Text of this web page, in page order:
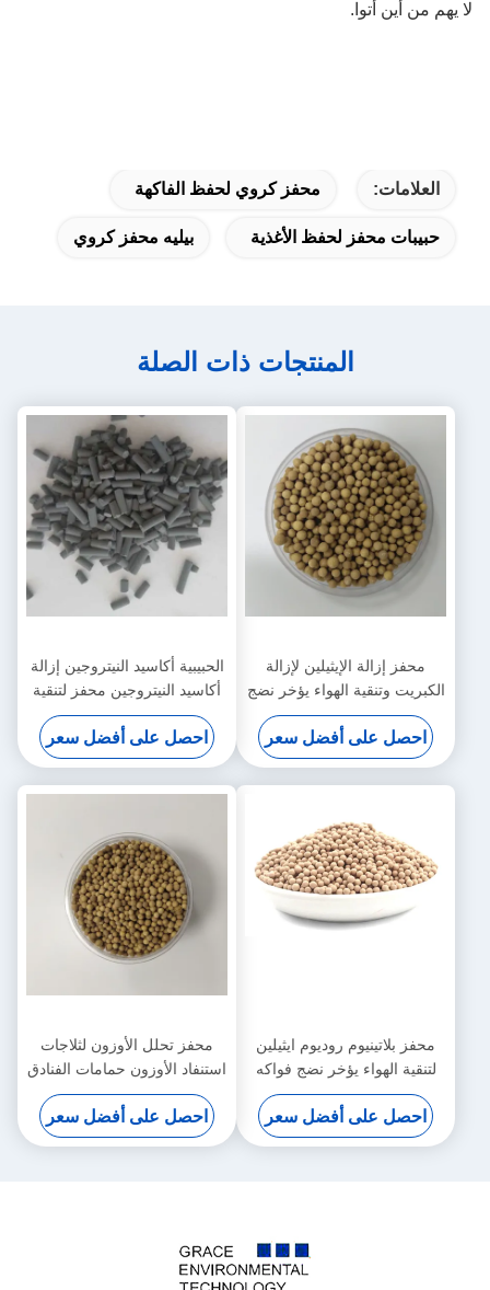
لا يهم من أين أتوا.
العلامات: محفز كروي لحفظ الفاكهة
حبيبات محفز لحفظ الأغذية بيليه محفز كروي
المنتجات ذات الصلة
محفز إزالة الإيثيلين لإزالة
الكبريت وتنقية الهواء يؤخر نضج
الموز
احصل على أفضل سعر
الحبيبية أكاسيد النيتروجين إزالة
أكاسيد النيتروجين محفز لتنقية
الهواء لتنظيف المصنع
احصل على أفضل سعر
محفز بلاتينيوم روديوم ايثيلين
لتنقية الهواء يؤخر نضج فواكه
الخضروات
احصل على أفضل سعر
محفز تحلل الأوزون لثلاجات
استنفاد الأوزون حمامات الفنادق
برائحة غريبة
احصل على أفضل سعر